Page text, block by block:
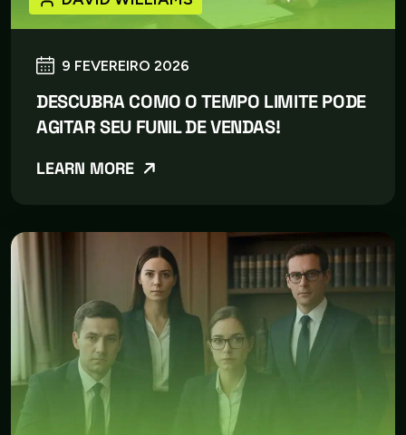
9 FEVEREIRO 2026
DESCUBRA COMO O TEMPO LIMITE PODE
AGITAR SEU FUNIL DE VENDAS!
LEARN MORE